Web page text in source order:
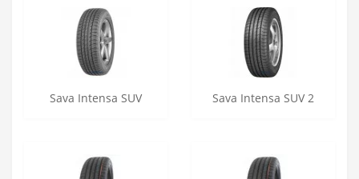
Sava Intensa SUV Sava Intensa SUV 2